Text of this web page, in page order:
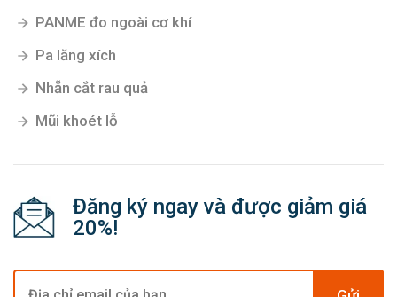
PANME đo ngoài cơ khí
Pa lăng xích
Nhẵn cắt rau quả
Mũi khoét lỗ
Đăng ký ngay và được giảm giá
20%!